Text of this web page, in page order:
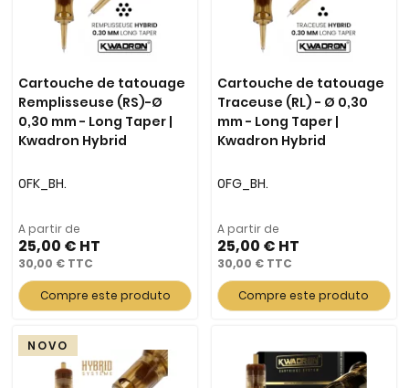
Cartouche de tatouage
Remplisseuse (RS)-Ø
0,30 mm - Long Taper |
Kwadron Hybrid
0FK_BH.
A partir de
25,00 €
30,00 €
Compre este produto
Cartouche de tatouage
Traceuse (RL) - Ø 0,30
mm - Long Taper |
Kwadron Hybrid
0FG_BH.
A partir de
25,00 €
30,00 €
Compre este produto
NOVO